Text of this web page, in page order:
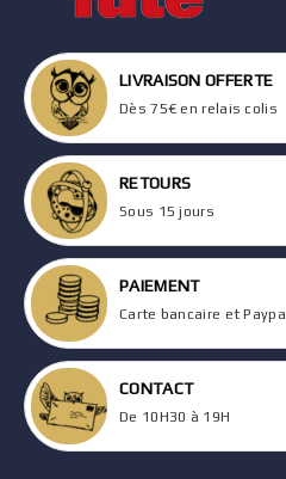
LIVRAISON OFFERTE
Dès 75€ en relais colis
RETOURS
Sous 15 jours
PAIEMENT
Carte bancaire et Paypal
CONTACT
De 10H30 à 19H